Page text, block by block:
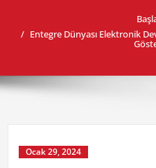
Entegre Dünyası Elektronik
Ocak 29, 2024